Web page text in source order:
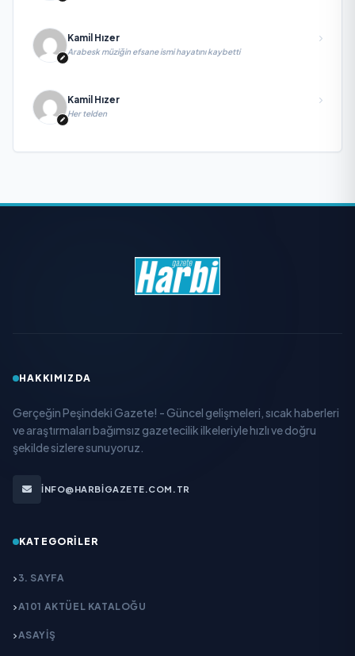
Kamil Hızer
Arabesk müziğin efsane ismi hayatını kaybetti
Kamil Hızer
Her telden
HAKKIMIZDA
Gerçeğin Peşindeki Gazete! - Güncel gelişmeleri, sıcak haberleri
ve araştırmaları bağımsız gazetecilik ilkeleriyle hızlı ve doğru
şekilde sizlere sunuyoruz.
INFO@HARBIGAZETE.COM.TR
KATEGORILER
3. SAYFA
A101 AKTÜEL KATALOĞU
ASAYİŞ